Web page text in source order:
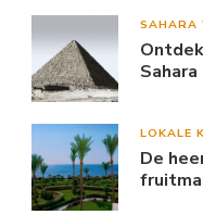
SAHARA
Sahara
LOKALE
De